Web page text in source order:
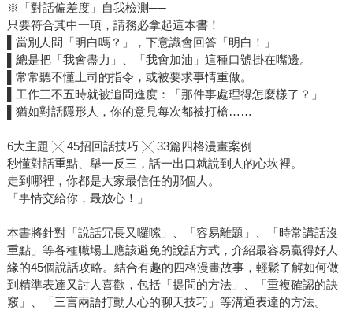
※「對話偏差度」自我檢測──
只要符合其中一項，請務必拿起這本書！
▌當別人問「明白嗎？」，下意識會回答「明白！」
▌總是把「我會盡力」、「我會加油」這種口號掛在嘴邊。
▌常常聽不懂上司的指令，或被要求事情重做。
▌工作三不五時就被追問進度：「那件事處理得怎麼樣了？」
▌猶如對話隱形人，你的意見每次都被打槍……
6大主題 ╳ 45招回話技巧 ╳ 33篇四格漫畫案例
秒懂對話重點、舉一反三，話一出口就說到人的心坎裡。
走到哪裡，你都是大家最信任的那個人。
「事情交給你，最放心！」
本書將針對「說話冗長又囉嗦」、「容易離題」、「時常講話沒
重點」等各種職場上應該避免的說話方式，介紹最容易贏得好人
緣的45個說話攻略。結合有趣的四格漫畫故事，輕鬆了解如何做
到精準表達又討人喜歡，包括「提問的方法」、「重複確認的訣
竅」、「三言兩語打動人心的聊天技巧」等溝通表達的方法。